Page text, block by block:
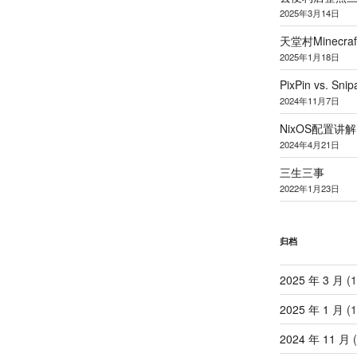
2025年3月14日
天堂村
2025年1 月18日
PixPin vs.
2024年11 月7日
NixOS配置讲解
2024年4月21日
三生三事
2022年1 月23日
归档
2025 年 3 月
2025 年 1 月
2024 年 11 月